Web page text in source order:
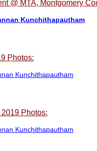
@ MTA, Montgomery
Kunchithapautham
Photos:
Kunchithapautham
Photos:
Kunchithapautham